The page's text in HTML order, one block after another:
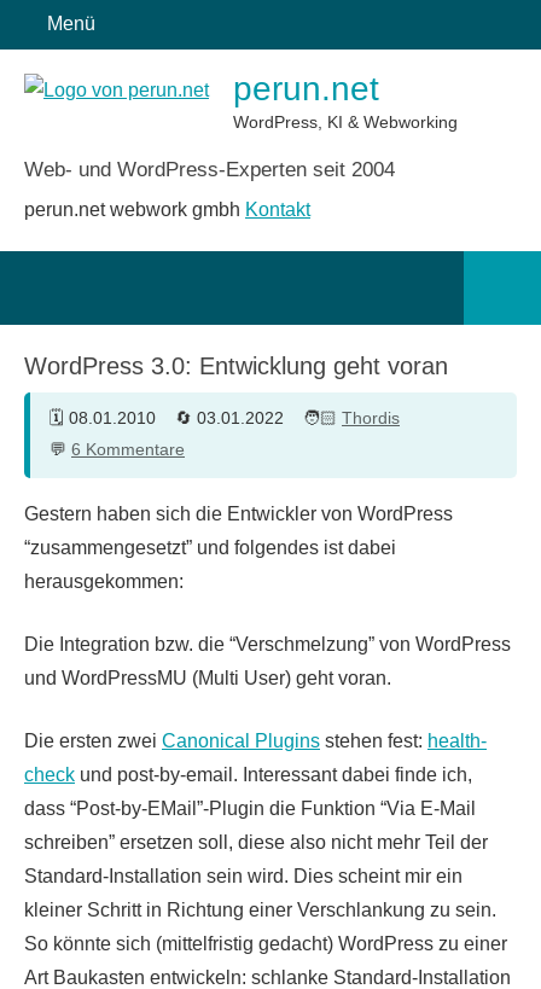
Inhalt
springen
Menü
perun.net
WordPress, KI & Webworking
Web- und WordPress-Experten seit 2004
perun.net webwork gmbh Kontakt
WordPress 3.0: Entwicklung geht voran
08.01.2010 03.01.2022
Thordis
6 Kommentare
Gestern haben sich die Entwickler von WordPress
“zusammengesetzt” und folgendes ist dabei
herausgekommen:
Die Integration bzw. die “Verschmelzung” von WordPress
und WordPressMU (Multi User) geht voran.
Die ersten zwei Canonical Plugins stehen fest: health-
check und post-by-email. Interessant dabei finde ich,
dass “Post-by-EMail”-Plugin die Funktion “Via E-Mail
schreiben” ersetzen soll, diese also nicht mehr Teil der
Standard-Installation sein wird. Dies scheint mir ein
kleiner Schritt in Richtung einer Verschlankung zu sein.
So könnte sich (mittelfristig gedacht) WordPress zu einer
Art Baukasten entwickeln: schlanke Standard-Installation